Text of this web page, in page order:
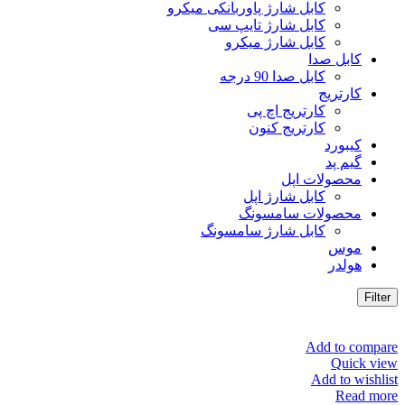
کابل شارژ پاوربانکی میکرو
کابل شارژ تایپ سی
کابل شارژ میکرو
کابل صدا
کابل صدا 90 درجه
کارتریج
کارتریج اچ پی
کارتریج کنون
کیبورد
گیم پد
محصولات اپل
کابل شارژ اپل
محصولات سامسونگ
کابل شارژ سامسونگ
موس
هولدر
Filter
Add to compare
Quick view
Add to wishlist
Read more